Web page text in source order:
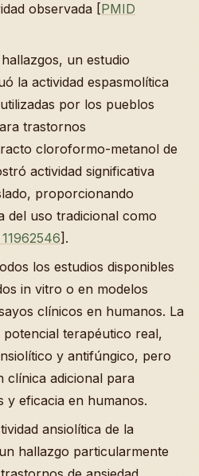
observada [PMID
un estudio
la actividad espasmolítica
por los pueblos
trastornos
cloroformo-metanol de
actividad significativa
proporcionando
del uso tradicional como
].
los estudios disponibles
in vitro o en modelos
clínicos en humanos. La
terapéutico real,
y antifúngico, pero
clínica adicional para
y eficacia en humanos.
ansiolítica de la
hallazgo particularmente